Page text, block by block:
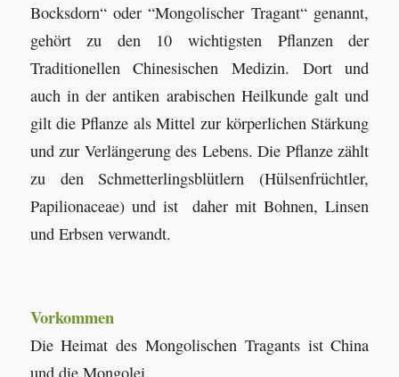
Bocksdorn“ oder “Mongolischer Tragant“ genannt,
gehört zu den 10 wichtigsten Pflanzen der
Traditionellen Chinesischen Medizin. Dort und
auch in der antiken arabischen Heilkunde galt und
gilt die Pflanze als Mittel zur körperlichen Stärkung
und zur Verlängerung des Lebens. Die Pflanze zählt
zu den Schmetterlingsblütlern (Hülsenfrüchtler,
Papilionaceae) und ist daher mit Bohnen, Linsen
und Erbsen verwandt.
Vorkommen
Die Heimat des Mongolischen Tragants ist China
und die Mongolei.